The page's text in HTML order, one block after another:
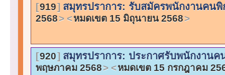
919 สมุทรปราการ: รับสมัครพนักงานคน
2568 หมดเขต 15 มิถุนายน 2568
920 สมุทรปราการ: ประกาศรับพนักงาน
พฤษภาคม 2568 หมดเขต 15 กรกฎาคม